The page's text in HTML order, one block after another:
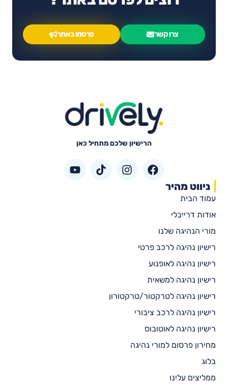
צרו קשר פרסמו באתר
הרישיון שלכם מתחיל כאן
ניווט מהיר
עמוד הבית
אודות דרייבלי
מורי הנהיגה שלנו
רישיון נהיגה לרכב פרטי
רישיון נהיגה לאופנוע
רישיון נהיגה למשאית
רישיון נהיגה לטרקטור/טרקטורון
רישיון נהיגה לרכב ציבורי
רישיון נהיגה לאוטובוס
מחירון פרסום למורי נהיגה
בלוג
ממליצים עלינו